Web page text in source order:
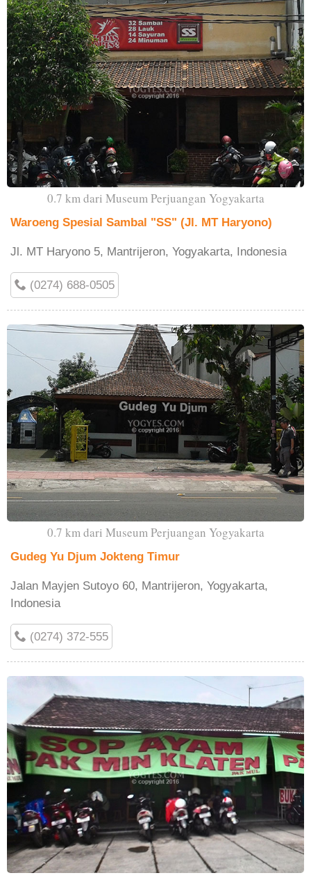
0.7 km dari Museum Perjuangan Yogyakarta
Waroeng Spesial Sambal "SS" (Jl. MT Haryono)
Jl. MT Haryono 5, Mantrijeron, Yogyakarta, Indonesia
(0274) 688-0505
0.7 km dari Museum Perjuangan Yogyakarta
Gudeg Yu Djum Jokteng Timur
Jalan Mayjen Sutoyo 60, Mantrijeron, Yogyakarta,
Indonesia
(0274) 372-555